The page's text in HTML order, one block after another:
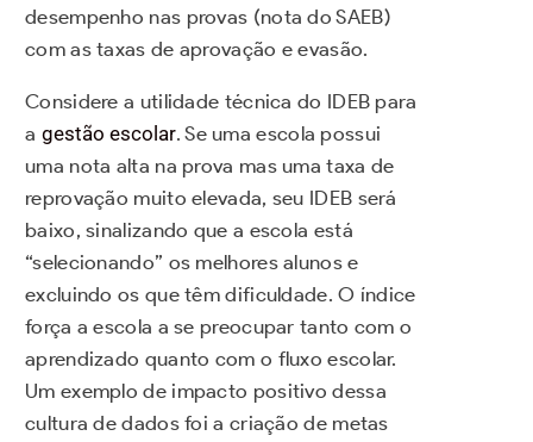
desempenho nas provas (nota do SAEB)
com as taxas de aprovação e evasão.
Considere a utilidade técnica do IDEB para
a gestão escolar. Se uma escola possui
uma nota alta na prova mas uma taxa de
reprovação muito elevada, seu IDEB será
baixo, sinalizando que a escola está
“selecionando” os melhores alunos e
excluindo os que têm dificuldade. O índice
força a escola a se preocupar tanto com o
aprendizado quanto com o fluxo escolar.
Um exemplo de impacto positivo dessa
cultura de dados foi a criação de metas